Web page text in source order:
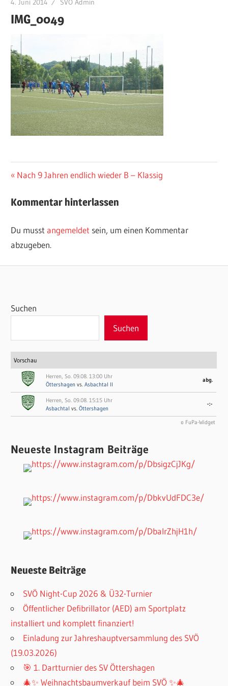
4. Juni 2014 SVÖ Admin
IMG_0049
Beitragsnavigation
Vorheriger
Nach 9 Jahren endlich wieder B – Klassig
Kommentar hinterlassen
Du musstangemeldet sein, um einen Kommentar
abzugeben.
Suchen
Suchen
Vorschau
Herren, So. 09.08. 13:00 Uhr
Öttershagenvs.Asbachtal II
abg.
Herren, So. 09.08. 15:15 Uhr
Asbachtal vs.Öttershagen
-:-
© FuPa-Widget
Neueste Instagram Beiträge
Neueste Beiträge
SVÖ Night-Cup 2026 & Ü32-Turnier
Öffentlicher Defibrillator (AED) am Sportplatz
installiert und komplett finanziert!
Einladung zur Jahreshauptversammlung des SVÖ
(19.03.2026)
🎯 1. Dartturnier des SV Öttershagen
🎄✨ Weihnachtsbaumverkauf beim SVÖ ✨🎄